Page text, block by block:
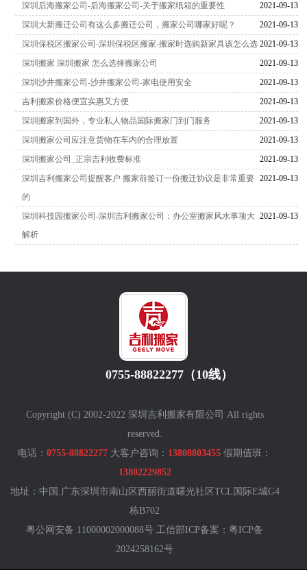
2021-09-13
深圳后海搬家公司-后海搬家公司-关于搬家纸箱的重要性
2021-09-13
深圳大新搬迁公司有这么多搬迁公司，搬家公司哪家好呢？
2021-09-13
深圳保税区搬家公司-深圳保税区搬家-搬家时选购新家具该怎么选
2021-09-13
深圳搬家 深圳搬家 怎么选择搬家公司
2021-09-13
深圳沙井搬家公司-沙井搬家公司-家电使用安全
2021-09-13
吉利搬家价格便宜实惠又方便
2021-09-13
深圳搬家到国外，专业私人物品国际搬家门到门服务
2021-09-13
深圳搬家公司应注意货物在车内的合理放置
2021-09-13
深圳搬家公司_正宗吉利收费标准
2021-09-13
深圳吉利搬家公司提醒客户 搬家前签订一份搬迁协议是非常重要
的
2021-09-13
深圳科技园搬家公司-深圳吉利搬家公司：办公室搬家风水事项大
解析
0755-88822277（10线）
Copyright (C) 2002-2022 深圳吉利搬家有限公司 All rights
reserved.
电话：0755-88822277 大客户咨询： 13808803455 假期值班：
13802229852
地址：中国.广东深圳市南山区西丽街道曙光社区TCL国际E城G4
栋B702
粤公网安备 11000002000088号 工信部ICP备案：粤ICP备
2024258162号